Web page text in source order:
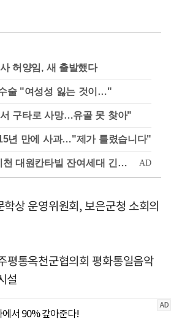
허양임, 새 출발했다
술 "여성성 잃는 것이…"
구타로 사망…유골 못 찾아"
년 만에 사과…"제가 틀렸습니다"
상 운영위원회, 보은군청 소회의
통옥천군협의회 평화통일음악
설